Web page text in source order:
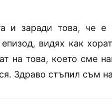
и заради това, че е
видях как
на това, което сме
Здраво стъпил съм